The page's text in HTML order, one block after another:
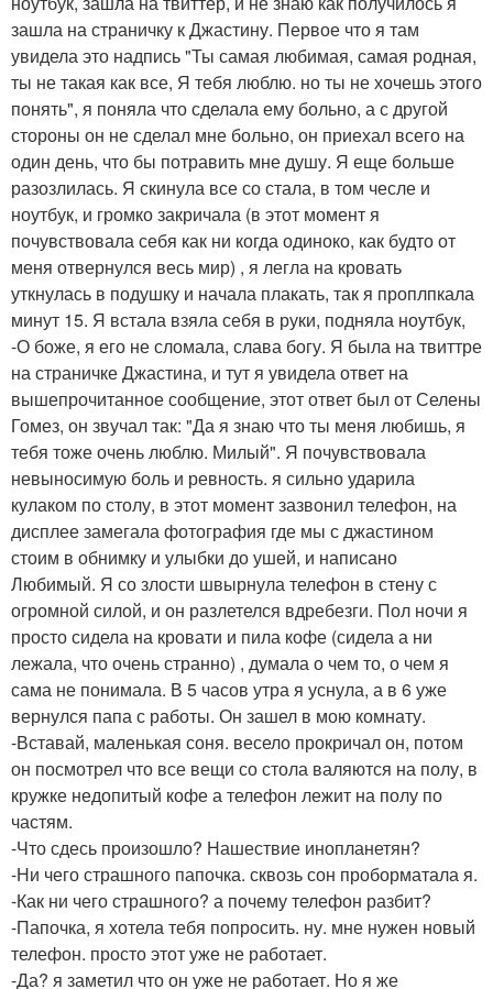
зашла на страничку к Джастину. Первое что я там
увидела это надпись "Ты самая любимая, самая родная,
ты не такая как все, Я тебя люблю. но ты не хочешь этого
понять", я поняла что сделала ему больно, а с другой
стороны он не сделал мне больно, он приехал всего на
один день, что бы потравить мне душу. Я еще больше
разозлилась. Я скинула все со стала, в том чесле и
ноутбук, и громко закричала (в этот момент я
почувствовала себя как ни когда одиноко, как будто от
меня отвернулся весь мир) , я легла на кровать
уткнулась в подушку и начала плакать, так я проплпкала
минут 15. Я встала взяла себя в руки, подняла ноутбук,
-О боже, я его не сломала, слава богу. Я была на твиттре
на страничке Джастина, и тут я увидела ответ на
вышепрочитанное сообщение, этот ответ был от Селены
Гомез, он звучал так: "Да я знаю что ты меня любишь, я
тебя тоже очень люблю. Милый". Я почувствовала
невыносимую боль и ревность. я сильно ударила
кулаком по столу, в этот момент зазвонил телефон, на
дисплее замегала фотография где мы с джастином
стоим в обнимку и улыбки до ушей, и написано
Любимый. Я со злости швырнула телефон в стену с
огромной силой, и он разлетелся вдребезги. Пол ночи я
просто сидела на кровати и пила кофе (сидела а ни
лежала, что очень странно) , думала о чем то, о чем я
сама не понимала. В 5 часов утра я уснула, а в 6 уже
вернулся папа с работы. Он зашел в мою комнату.
-Вставай, маленькая соня. весело прокричал он, потом
он посмотрел что все вещи со стола валяются на полу, в
кружке недопитый кофе а телефон лежит на полу по
частям.
-Что сдесь произошло? Нашествие инопланетян?
-Ни чего страшного папочка. сквозь сон проборматала я.
-Как ни чего страшного? а почему телефон разбит?
-Папочка, я хотела тебя попросить. ну. мне нужен новый
телефон. просто этот уже не работает.
-Да? я заметил что он уже не работает. Но я же